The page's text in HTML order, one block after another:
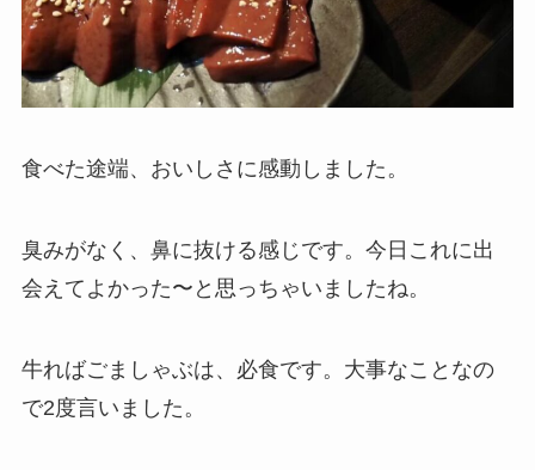
食べた途端、おいしさに感動しました。
臭みがなく、鼻に抜ける感じです。今日これに出
会えてよかった〜と思っちゃいましたね。
牛ればごましゃぶは、必食です。大事なことなの
で2度言いました。